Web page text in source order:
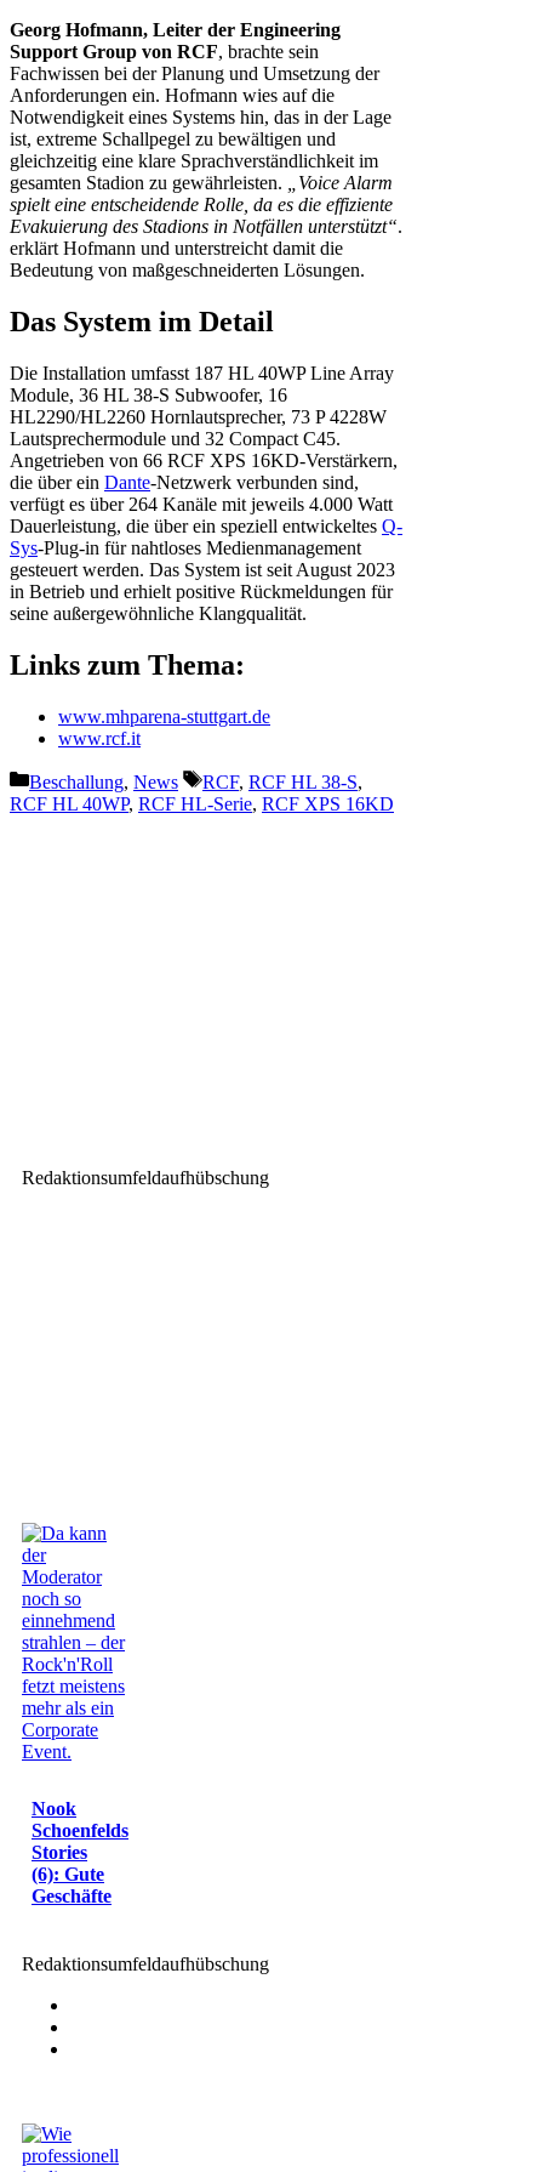
Georg Hofmann, Leiter der Engineering
Support Group von RCF, brachte sein
Fachwissen bei der Planung und Umsetzung der
Anforderungen ein. Hofmann wies auf die
Notwendigkeit eines Systems hin, das in der Lage
ist, extreme Schallpegel zu bewältigen und
gleichzeitig eine klare Sprachverständlichkeit im
gesamten Stadion zu gewährleisten.
„Voice Alarm
spielt eine entscheidende Rolle, da es die effiziente
Evakuierung des Stadions in Notfällen unterstützt“.
erklärt Hofmann und unterstreicht damit die
Bedeutung von maßgeschneiderten Lösungen.
Das System im Detail
Die Installation umfasst 187 HL 40WP Line Array
Module, 36 HL 38-S Subwoofer, 16
HL2290/HL2260 Hornlautsprecher, 73 P 4228W
Lautsprechermodule und 32 Compact C45.
Angetrieben von 66 RCF XPS 16KD-Verstärkern,
die über ein Dante-Netzwerk verbunden sind,
verfügt es über 264 Kanäle mit jeweils 4.000 Watt
Dauerleistung, die über ein speziell entwickeltes Q-
Sys-Plug-in für nahtloses Medienmanagement
gesteuert werden. Das System ist seit August 2023
in Betrieb und erhielt positive Rückmeldungen für
seine außergewöhnliche Klangqualität.
Links zum Thema:
www.mhparena-stuttgart.de
www.rcf.it
Kategorien
Beschallung, News Schlagwörter
RCF, RCF HL 38-S,
RCF HL 40WP, RCF HL-Serie, RCF XPS 16KD
Redaktionsumfeldaufhübschung
Nook
Schoenfelds
Stories
(6): Gute
Geschäfte
Redaktionsumfeldaufhübschung